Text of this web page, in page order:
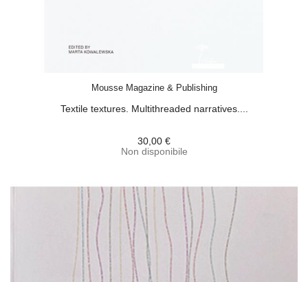
Mousse Magazine & Publishing
Textile textures. Multithreaded narratives....
30,00 €
Non disponibile